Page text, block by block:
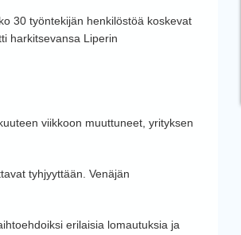
30 työntekijän henkilöstöä koskevat
harkitsevansa Liperin
viikkoon muuttuneet, yrityksen
tyhjyyttään. Venäjän
erilaisia lomautuksia ja